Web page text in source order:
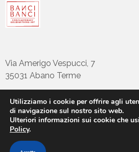
Via Amerigo Vespucci, 7
35031 Abano Terme
tel: +39 049794922
info@bancibanci.it
Utilizziamo i cookie per offrire agli
di navigazione sul nostro sito web.
Ulteriori informazioni sui cookie che
Policy.